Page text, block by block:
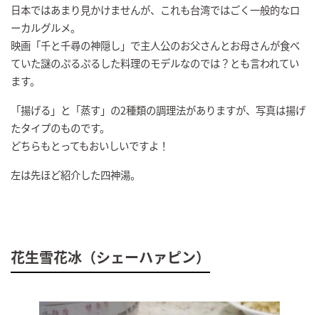
日本ではあまり見かけませんが、これも台湾ではごく一般的なロ
ーカルグルメ。
映画「千と千尋の神隠し」で主人公のお父さんとお母さんが食べ
ていた謎のぷるぷるした料理のモデルなのでは？とも言われてい
ます。
「揚げる」と「蒸す」の2種類の調理法がありますが、写真は揚げ
たタイプのものです。
どちらもとってもおいしいですよ！
左は先ほど紹介した四神湯。
花生雪花冰（シェーハァピン）